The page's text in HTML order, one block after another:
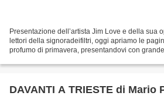
Presentazione dell’artista Jim Love e della sua
lettori della signoradeifiltri, oggi apriamo le
profumo di primavera, presentandovi con
DAVANTI A TRIESTE di Mario